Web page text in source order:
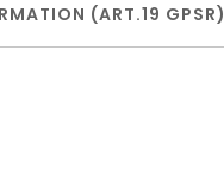
(ART.19 GPSR)